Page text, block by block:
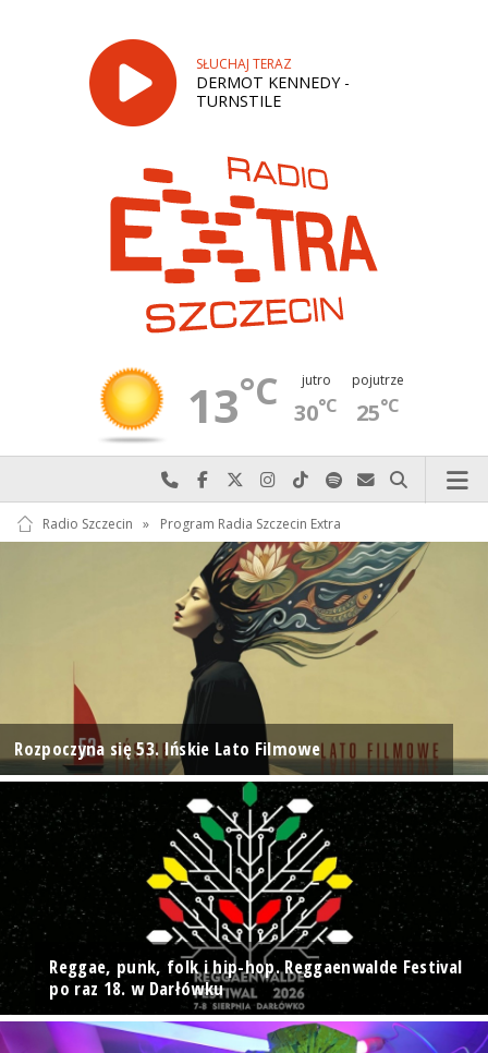
SŁUCHAJ TERAZ
DERMOT KENNEDY -
TURNSTILE
13°C jutro
30°C
pojutrze
25°C
Najlepiej po prostu do nas zadzwoń
Odwiedź nas na Facebook-u
Odwiedź nas na X
Odwiedź nas na Instagram-ie
Odwiedź nas na TikTok-u
Szukaj nas na Spotify
Wyślij do nas
Szukaj
Radio Szczecin » Program Radia Szczecin Extra
Rozpoczyna się 53. Ińskie Lato Filmowe
Reggae, punk, folk i hip-hop. Reggaenwalde Festival
po raz 18. w Darłówku